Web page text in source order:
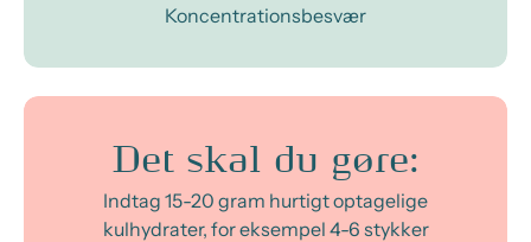
Koncentrationsbesvær
Det skal du gøre:
Indtag 15-20 gram hurtigt optagelige
kulhydrater, for eksempel 4-6 stykker